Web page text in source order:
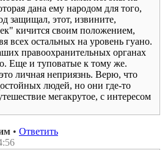
дана ему народом для того,
защищал, этот, извините,
кичится своим положением,
всех остальных на уровень гуано.
правоохранительных органах
Еще и туповатые к тому же.
личная неприязнь. Верю, что
людей, но они где-то
мегакрутое, с интересом
• Ответить